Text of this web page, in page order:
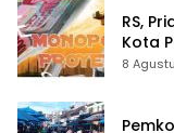
RS,
Kota
8